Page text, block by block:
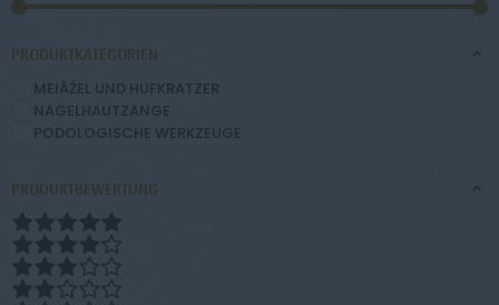
PRODUKTKATEGORIEN
MEIĂŹEL UND HUFKRATZER
NAGELHAUTZANGE
PODOLOGISCHE WERKZEUGE
PRODUKTBEWERTUNG